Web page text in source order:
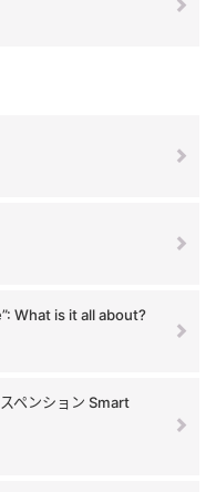
What is it all about?
ペンション Smart